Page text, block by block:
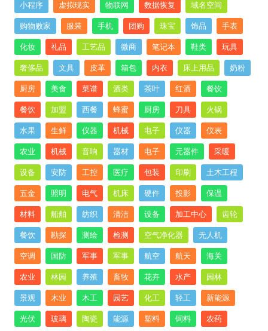
小程序 虚拟现实 物联网 数据恢复 域名空间
购物败家 服装 手机 团购 珠宝 饰品 手表
化妆 礼品 工艺品 微商 笔记本 鞋类 玩具
奢侈品 文具 皮革 箱包 内衣 床上用品 奶粉
厨房 美食 菜谱 酒类 茶叶 红酒 餐饮
餐饮 加盟 西餐 蜂蜜 厨房 刀具 火锅
水果 生鲜 仪器 机械 电子 仪器 仪表
农业 机械 音响 器材 电子 元器件 采暖
设备 安防 工控 医疗 包装 印刷 土木工程
五金 照明 电气 机床 硬件 投影 保温
材料 船舶 纺织 清洁 设备 加工中心 齿轮
餐饮 勘探 测绘 检测 空气净化器 无人机
空调 国防 军事 军事 航空 航天 海关
农业 林园 养殖 畜牧 花卉 水产 园林
景观 木业 木工 园艺 化工 轻工 新能源
光伏 玻璃 陶瓷 能源 塑料 饲料 农药